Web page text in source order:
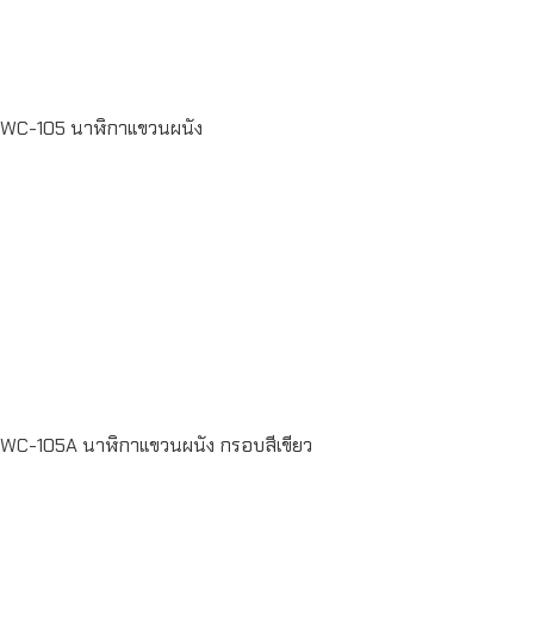
WC-105 นาฬิกาแขวนผนัง
WC-105A นาฬิกาแขวนผนัง กรอบสีเขียว